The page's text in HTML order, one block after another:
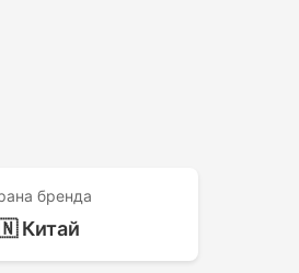
бренда
Китай